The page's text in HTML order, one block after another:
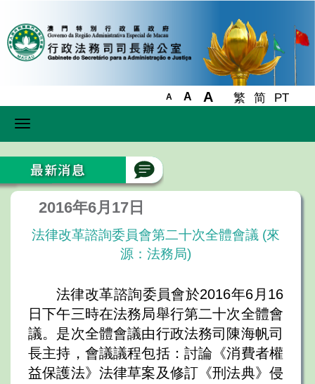
A A A 繁 简 PT
Toggle
2016年6月17日
法律改革諮詢委員會第二十次全體會議 (來
源：法務局)
法律改革諮詢委員會於2016年6月16
日下午三時在法務局舉行第二十次全體會
議。是次全體會議由行政法務司陳海帆司
長主持，會議議程包括：討論《消費者權
益保護法》法律草案及修訂《刑法典》侵